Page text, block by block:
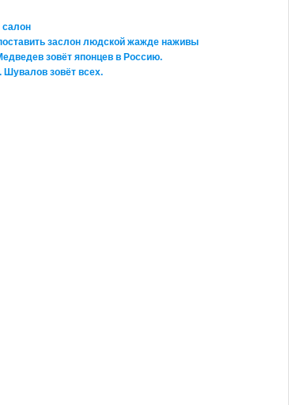
салон
заслон людской жажде наживы
зовёт японцев в Россию.
Шувалов зовёт всех.